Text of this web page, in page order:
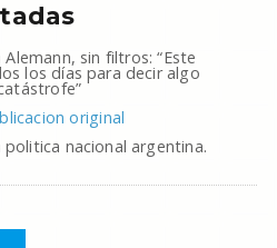
sin filtros: “Este
los días para decir algo
original
nacional argentina.